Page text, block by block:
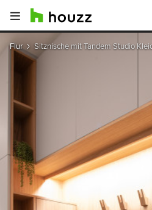
Flur Sitznische mit Tandem Studio